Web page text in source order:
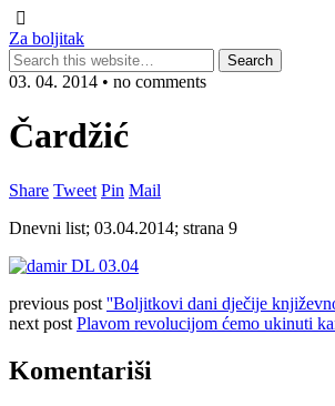
Za boljitak
03. 04. 2014 • no comments
Čardžić
Share Tweet Pin Mail
Dnevni list; 03.04.2014; strana 9
previous post ''Boljitkovi dani dječije
next post Plavom revolucijom ćemo ukinuti
Komentariši